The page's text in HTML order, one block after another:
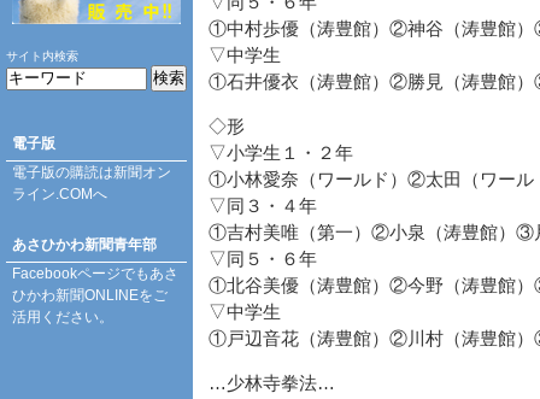
①中村歩優（涛豊館）②神谷（涛豊館
▽中学生
①石井優衣（涛豊館）②勝見（涛豊館
◇形
▽小学生１・２年
①小林愛奈（ワールド）②太田（ワー
▽同３・４年
①吉村美唯（第一）②小泉（涛豊館）③
▽同５・６年
①北谷美優（涛豊館）②今野（涛豊館
▽中学生
①戸辺音花（涛豊館）②川村（涛豊館
…少林寺拳法…
サイト内検索
電子版
電子版の購読は新聞オン
ライン.COMへ
あさひかわ新聞青年部
Facebookページでもあさ
ひかわ新聞ONLINEをご
活用ください。